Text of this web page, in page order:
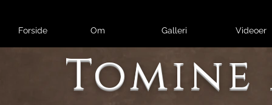
Forside Om Galleri Videoer